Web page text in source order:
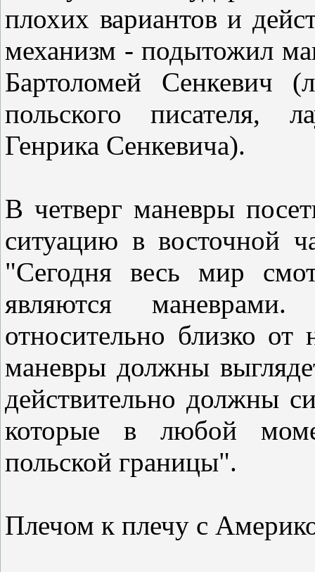
плохих вариантов и
механизм - подытожил
Бартоломей Сенкевич
польского писателя,
Генрика Сенкевича).
В четверг маневры
ситуацию в восточной
"Сегодня весь мир
являются
относительно близко
маневры должны
действительно должны
которые в любой
польской границы".
Плечом к плечу с